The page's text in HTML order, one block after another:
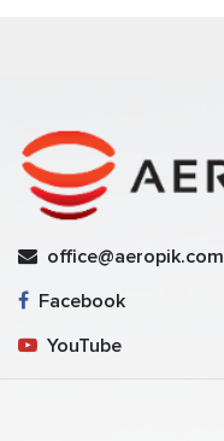
office@aeropik.com
Facebook
YouTube